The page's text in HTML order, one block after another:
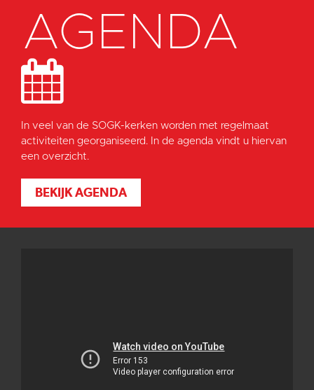
AGENDA
In veel van de SOGK-kerken worden met regelmaat
activiteiten georganiseerd. In de agenda vindt u hiervan
een overzicht.
BEKIJK AGENDA